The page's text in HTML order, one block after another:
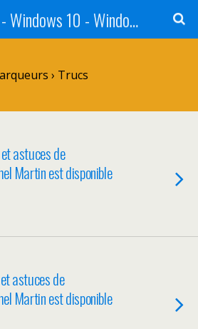
Windows 11 - Windows 10 - Windows 8 - Windows 7 - VISTA
› Trucs
astuces de
Martin est disponible
astuces de
Martin est disponible